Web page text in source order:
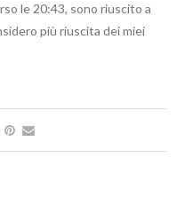
le 20:43, sono riuscito a
più riuscita dei miei